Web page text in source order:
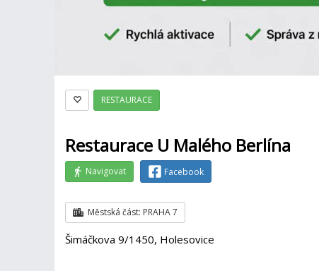
RESTAURACE
Restaurace U Malého Berlína
Navigovat Facebook
Městská část: PRAHA 7
Šimáčkova 9/1450, Holesovice